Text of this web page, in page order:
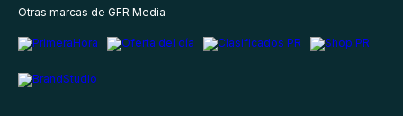
Otras marcas de GFR Media